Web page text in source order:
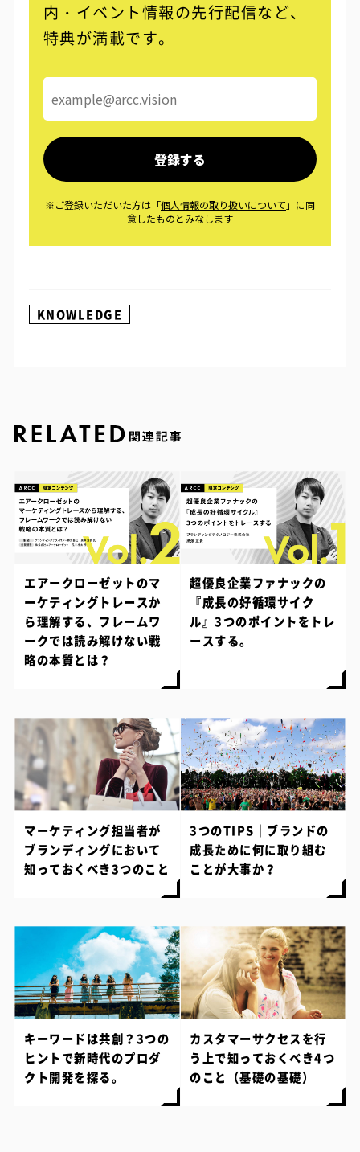
内・イベント情報の先行配信など、
特典が満載です。
KNOWLEDGE
エアークローゼットのマ
ーケティングトレースか
ら理解する、フレームワ
ークでは読み解けない戦
略の本質とは？
超優良企業ファナックの
『成長の好循環サイク
ル』3つのポイントをトレ
ースする。
マーケティング担当者が
ブランディングにおいて
知っておくべき3つのこと
3つのTIPS｜ブランドの
成長ために何に取り組む
ことが大事か？
キーワードは共創？3つの
ヒントで新時代のプロダ
クト開発を探る。
カスタマーサクセスを行
う上で知っておくべき4つ
のこと（基礎の基礎）